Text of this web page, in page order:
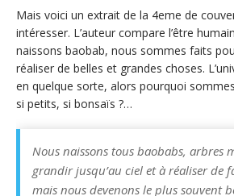
Mais voici un extrait de la 4eme de
intéresser. L’auteur compare l’être
naissons baobab, nous sommes faits
réaliser de belles et grandes choses.
en quelque sorte, alors pourquoi
si petits, si bonsaïs ?…
Nous naissons tous baobabs, arbres
grandir jusqu’au ciel et à réaliser de
mais nous devenons le plus souvent